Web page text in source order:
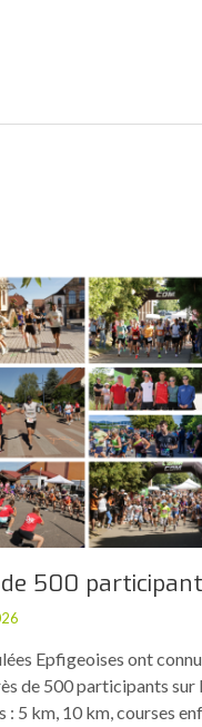
500
Epfigeoises ont
de 500 participants sur
: 5 km, 10 km, courses